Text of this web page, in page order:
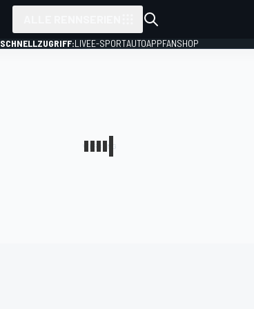
SCHNELLZUGRIFF:LIVEE-SPORTAUTOAPPFANSHOP